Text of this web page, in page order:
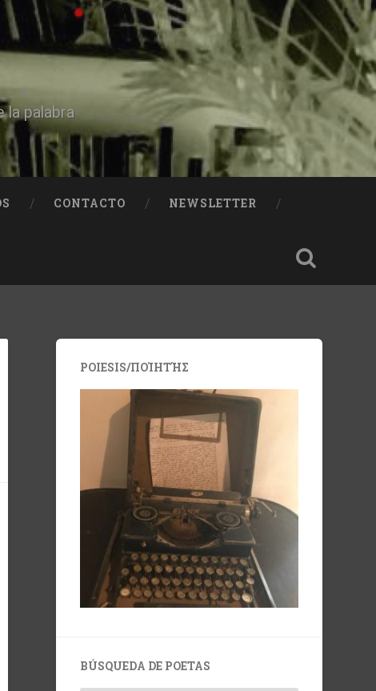
la palabra
CONTACTO NEWSLETTER
POIESIS/ΠΟΊΗΤΉΣ
BÚSQUEDA DE POETAS